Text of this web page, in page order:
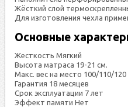
Жёс­ткий слой
Для из­го­тов­ле­ния чех­ла
Основные
Жесткость Мягкий
Высота матраса 19-21 см.
Макс. вес на место 100/110/120
Гарантия 18 месяцев
Срок эксплуатации 7 лет
Эффект памяти Нет